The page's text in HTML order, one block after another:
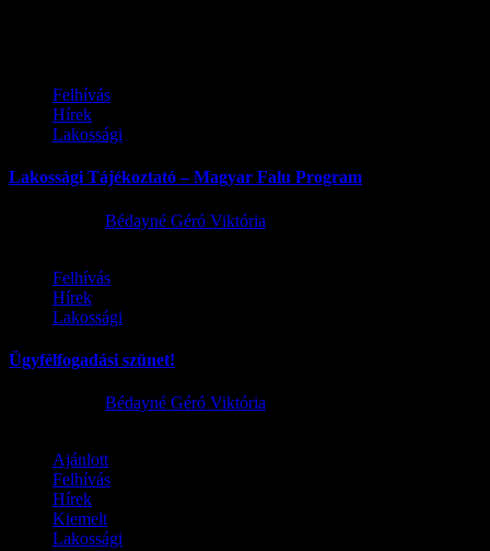
Felhívás
Hírek
Lakossági
Lakossági Tájékoztató – Magyar Falu Program
Bédayné Géró Viktória
Felhívás
Hírek
Lakossági
Ügyfélfogadási szünet!
Bédayné Géró Viktória
Ajánlott
Felhívás
Hírek
Kiemelt
Lakossági